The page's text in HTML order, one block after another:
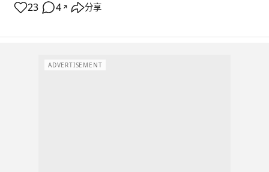
23 4 ↗ 分享
ADVERTISEMENT